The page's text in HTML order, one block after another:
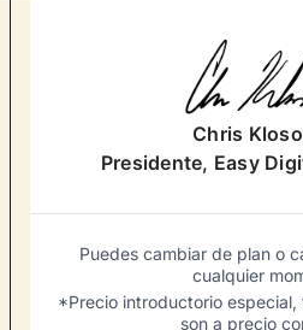
Chris
Presidente, Easy
Puedes cambiar de plan o
cualquier
*Precio introductorio especial,
son a precio